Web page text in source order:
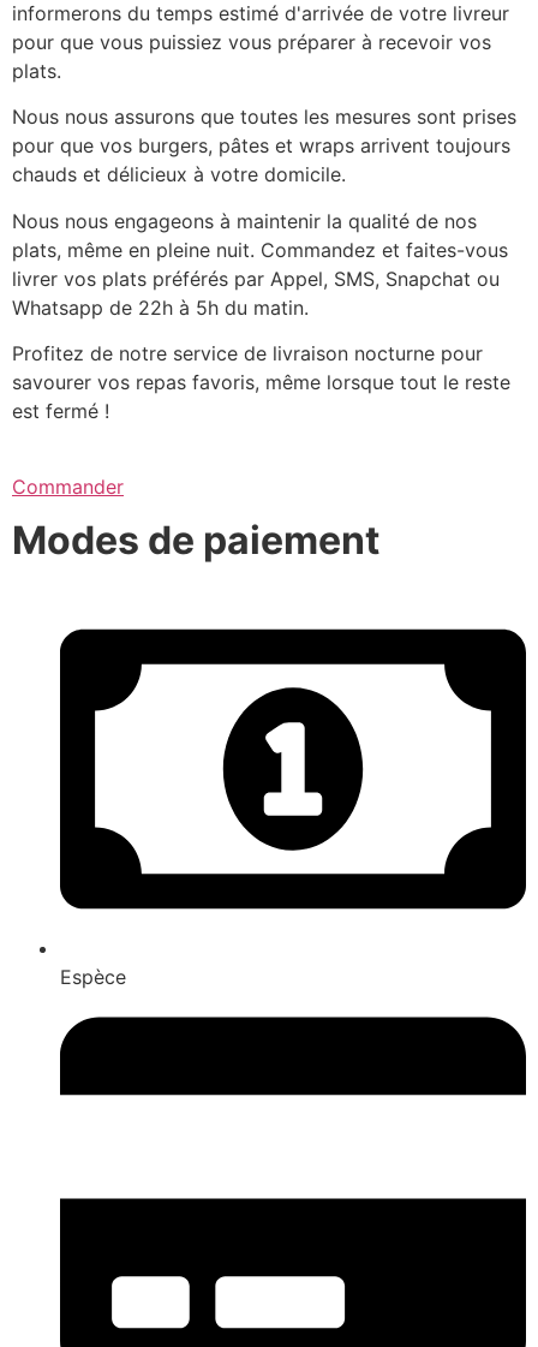
informerons du temps estimé d'arrivée de votre livreur
pour que vous puissiez vous préparer à recevoir vos
plats.
Nous nous assurons que toutes les mesures sont prises
pour que vos burgers, pâtes et wraps arrivent toujours
chauds et délicieux à votre domicile.
Nous nous engageons à maintenir la qualité de nos
plats, même en pleine nuit. Commandez et faites-vous
livrer vos plats préférés par Appel, SMS, Snapchat ou
Whatsapp de 22h à 5h du matin.
Profitez de notre service de livraison nocturne pour
savourer vos repas favoris, même lorsque tout le reste
est fermé !
Commander
Modes de paiement
Espèce